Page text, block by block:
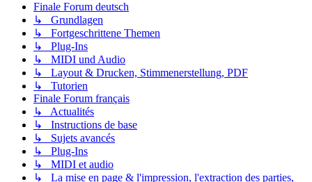
Finale Forum deutsch
↳ Grundlagen
↳ Fortgeschrittene Themen
↳ Plug-Ins
↳ MIDI und Audio
↳ Layout & Drucken, Stimmenerstellung, PDF
↳ Tutorien
Finale Forum français
↳ Actualités
↳ Instructions de base
↳ Sujets avancés
↳ Plug-Ins
↳ MIDI et audio
↳ La mise en page & l'impression, l'extraction des parties,